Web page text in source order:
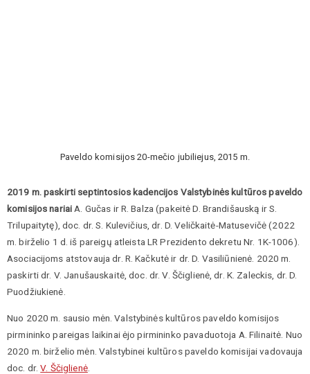
Paveldo komisijos 20-mečio jubiliejus, 2015 m.
2019 m. paskirti septintosios kadencijos Valstybinės kultūros paveldo
komisijos nariaiA. Gučas ir R. Balza (pakeitė D. Brandišauską ir S.
Trilupaitytę), doc. dr. S. Kulevičius, dr. D. Veličkaitė-Matusevičė (2022
m. birželio 1 d. iš pareigų atleista LR Prezidento dekretu Nr. 1K-1006).
Asociacijoms atstovauja dr. R. Kačkutė ir dr. D. Vasiliūnienė. 2020 m.
paskirti dr. V. Janušauskaitė, doc. dr. V. Ščiglienė, dr. K. Zaleckis, dr. D.
Puodžiukienė.
Nuo 2020 m. sausio mėn. Valstybinės kultūros paveldo komisijos
pirmininko pareigas laikinai ėjo pirmininko pavaduotoja A. Filinaitė. Nuo
2020 m. birželio mėn. Valstybinei kultūros paveldo komisijai vadovauja
doc. dr.V. Ščiglienė.